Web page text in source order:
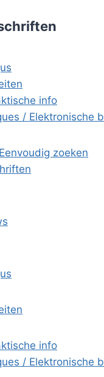
info
/ Elektronische
zoeken
info
/ Elektronische